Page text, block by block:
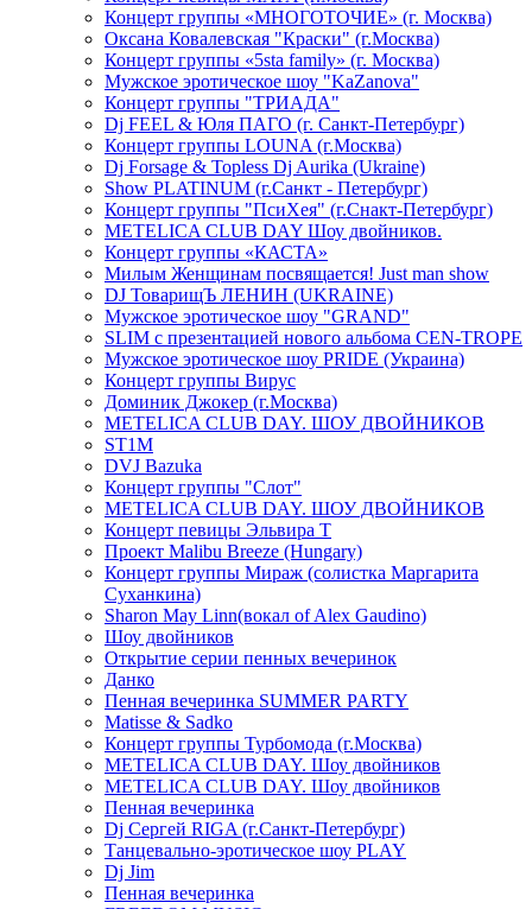
Концерт группы «МНОГОТОЧИЕ» (г. Москва)
Оксана Ковалевская "Краски" (г.Москва)
Концерт группы «5sta family» (г. Москва)
Мужское эротическое шоу "KaZanova"
Концерт группы "ТРИАДА"
Dj FEEL & Юля ПАГО (г. Санкт-Петербург)
Концерт группы LOUNA (г.Москва)
Dj Forsage & Topless Dj Aurika (Ukraine)
Show PLATINUM (г.Санкт - Петербург)
Концерт группы "ПсиХея" (г.Снакт-Петербург)
METELICA CLUB DAY Шоу двойников.
Концерт группы «КАСТА»
Милым Женщинам посвящается! Just man show
DJ ТоварищЪ ЛЕНИН (UKRAINE)
Мужское эротическое шоу "GRAND"
SLIM с презентацией нового альбома CEN-TROPE
Мужское эротическое шоу PRIDE (Украина)
Концерт группы Вирус
Доминик Джокер (г.Москва)
METELICA CLUB DAY. ШОУ ДВОЙНИКОВ
ST1M
DVJ Bazuka
Концерт группы "Слот"
METELICA CLUB DAY. ШОУ ДВОЙНИКОВ
Концерт певицы Эльвира Т
Проект Malibu Breeze (Hungary)
Концерт группы Мираж (солистка Маргарита
Суханкина)
Sharon May Linn(вокал of Alex Gaudino)
Шоу двойников
Открытие серии пенных вечеринок
Данко
Пенная вечеринка SUMMER PARTY
Matisse & Sadko
Концерт группы Турбомода (г.Москва)
METELICA CLUB DAY. Шоу двойников
METELICA CLUB DAY. Шоу двойников
Пенная вечеринка
Dj Сергей RIGA (г.Санкт-Петербург)
Танцевально-эротическое шоу PLAY
Dj Jim
Пенная вечеринка